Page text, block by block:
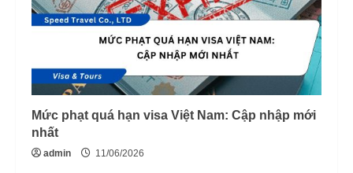
Mức phạt quá hạn visa Việt Nam: Cập nhập mới
nhất
admin 11/06/2026